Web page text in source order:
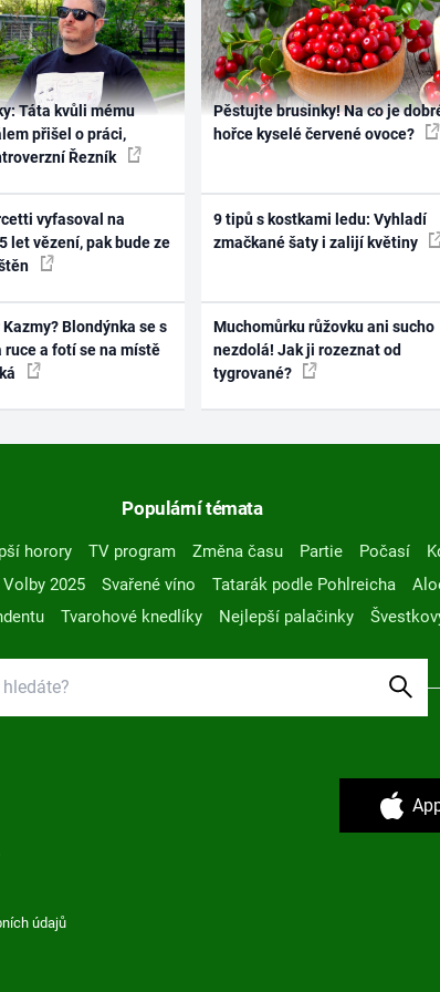
Táta kvůli mému
přišel o práci,
Řezník
vyfasoval na
let vězení, pak bude ze
Blondýnka se s
ruce a fotí se na místě
Pěstujte brusinky! Na co je
hořce kyselé červené ovoce?
9 tipů s kostkami ledu: Vyhladí
zmačkané šaty i zalijí květiny
Muchomůrku růžovku ani sucho
nezdolá! Jak ji rozeznat od
tygrované?
Populární témata
horory TV program Změna času Partie Počasí
Volby 2025 Svařené víno Tatarák podle Pohlreicha
Tvarohové knedlíky Nejlepší palačinky
údajů